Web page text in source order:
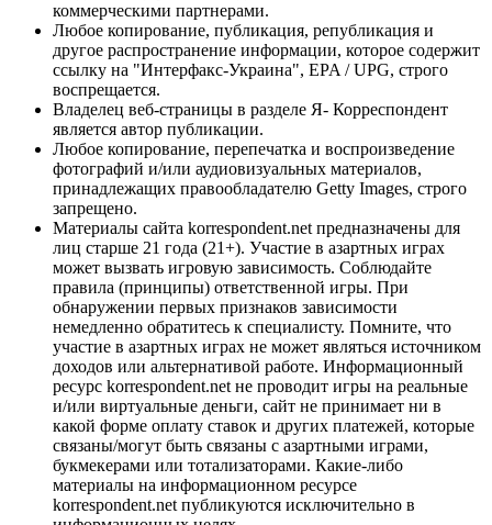
коммерческими партнерами.
Любое копирование, публикация, републикация и
другое распространение информации, которое содержит
ссылку на "Интерфакс-Украина", EPA / UPG, строго
воспрещается.
Владелец веб-страницы в разделе Я- Корреспондент
является автор публикации.
Любое копирование, перепечатка и воспроизведение
фотографий и/или аудиовизуальных материалов,
принадлежащих правообладателю Getty Images, строго
запрещено.
Материалы сайта korrespondent.net предназначены для
лиц старше 21 года (21+). Участие в азартных играх
может вызвать игровую зависимость. Соблюдайте
правила (принципы) ответственной игры. При
обнаружении первых признаков зависимости
немедленно обратитесь к специалисту. Помните, что
участие в азартных играх не может являться источником
доходов или альтернативой работе. Информационный
ресурс korrespondent.net не проводит игры на реальные
и/или виртуальные деньги, сайт не принимает ни в
какой форме оплату ставок и других платежей, которые
связаны/могут быть связаны с азартными играми,
букмекерами или тотализаторами. Какие-либо
материалы на информационном ресурсе
korrespondent.net публикуются исключительно в